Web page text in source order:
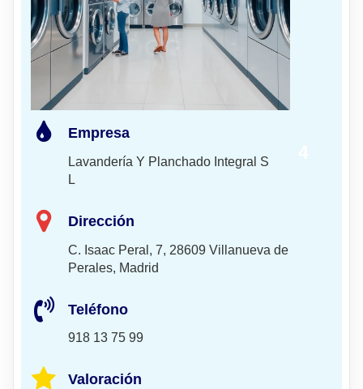
Empresa
Lavandería Y Planchado Integral S
L
Dirección
C. Isaac Peral, 7, 28609 Villanueva de
Perales, Madrid
Teléfono
918 13 75 99
Valoración